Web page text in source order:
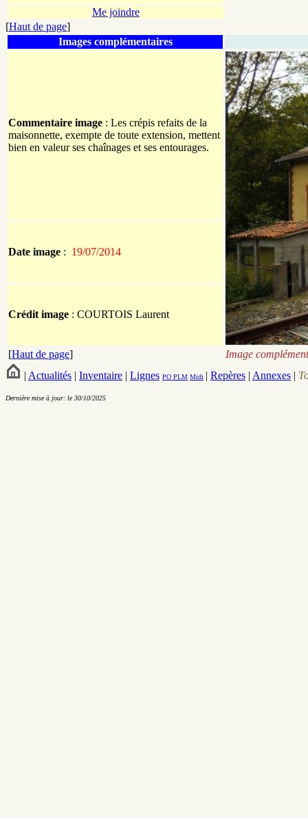
Me joindre
[Haut de page]
Images complémentaires
Commentaire image : Les crépis refaits de la
maisonnette, exempte de toute extension, mettent
bien en valeur ses chaînages et ses entourages.
Date image : 19/07/2014
Crédit image : COURTOIS Laurent
[Haut de page]
Image
| Actualités | Inventaire | Lignes PO PLM Midi | Repères | Annexes |
Dernière mise à jour: le 30/10/2025